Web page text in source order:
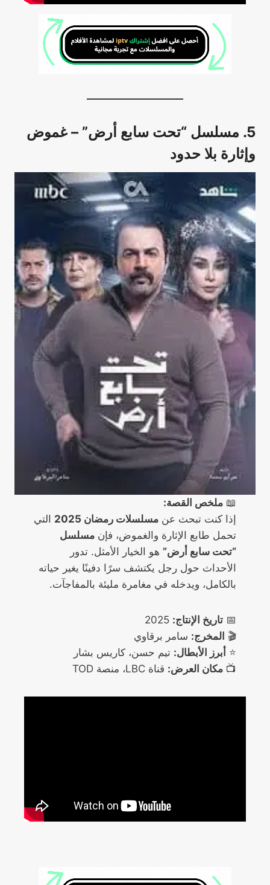
5. مسلسل “تحت سابع أرض” – غموض
وإثارة بلا حدود
📖 ملخص القصة:
إذا كنت تبحث عن مسلسلات رمضان 2025
التي
تحمل طابع الإثارة والغموض، فإن مسلسل
“تحت سابع أرض” هو الخيار الأمثل. تدور
الأحداث حول رجل يكتشف سرًا دفينًا يغير حياته
بالكامل، ويدخله في مغامرة مليئة بالمفاجآت.
📅 تاريخ الإنتاج:
🎬 المخرج: سامر برقاوي
⭐ أبرز الأبطال: تيم حسن، كاريس بشار
📺 مكان العرض: قناة LBC، منصة TOD